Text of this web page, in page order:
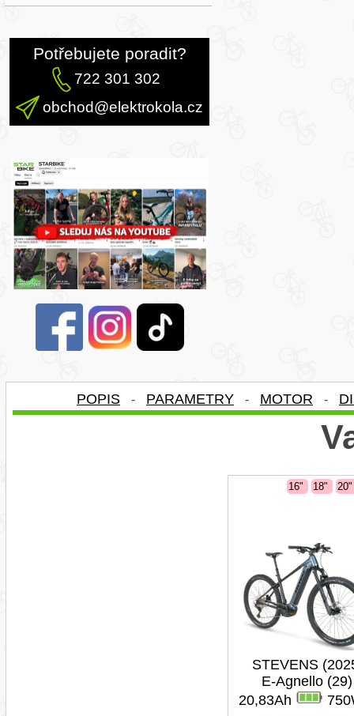
Potřebujete poradit?
722 301 302
obchod@elektrokola.cz
POPIS - PARAMETRY - MOTOR -
16" 18"
STEVENS
E-Agnello (29)
20,83Ah